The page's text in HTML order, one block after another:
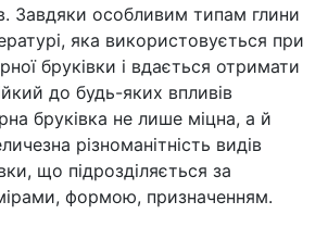
Завдяки особливим типам глини
яка використовується при
бруківки і вдається отримати
до будь-яких впливів
бруківка не лише міцна, а й
різноманітність видів
що підрозділяється за
формою, призначенням.